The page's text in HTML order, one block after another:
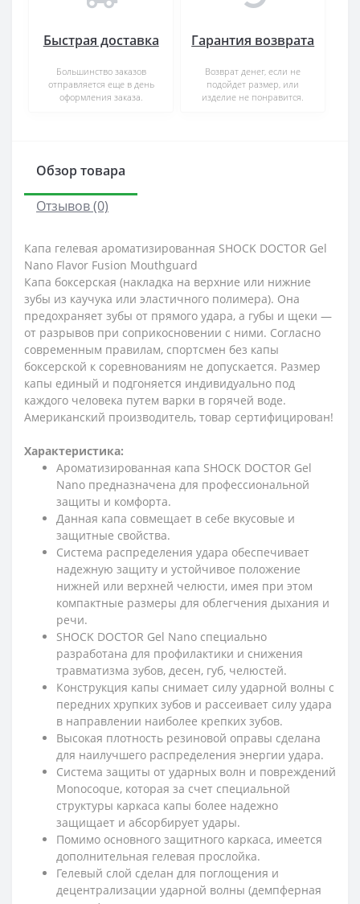
Быстрая доставка
Большинство заказов
отправляется еще в день
оформления заказа.
Гарантия возврата
Возврат денег, если не
подойдет размер, или
изделие не понравится.
Обзор товара
Отзывов (0)
Капа гелевая ароматизированная SHOCK DOCTOR Gel
Nano Flavor Fusion Mouthguard
Капа боксерская (накладка на верхние или нижние
зубы из каучука или эластичного полимера). Она
предохраняет зубы от прямого удара, а губы и щеки —
от разрывов при соприкосновении с ними. Согласно
современным правилам, спортсмен без капы
боксерской к соревнованиям не допускается. Размер
капы единый и подгоняется индивидуально под
каждого человека путем варки в горячей воде.
Американский производитель, товар сертифицирован!
Характеристика:
Ароматизированная капа SHOCK DOCTOR Gel
Nano предназначена для профессиональной
защиты и комфорта.
Данная капа совмещает в себе вкусовые и
защитные свойства.
Система распределения удара обеспечивает
надежную защиту и устойчивое положение
нижней или верхней челюсти, имея при этом
компактные размеры для облегчения дыхания и
речи.
SHOCK DOCTOR Gel Nano специально
разработана для профилактики и снижения
травматизма зубов, десен, губ, челюстей.
Конструкция капы снимает силу ударной волны с
передних хрупких зубов и рассеивает силу удара
в направлении наиболее крепких зубов.
Высокая плотность резиновой оправы сделана
для наилучшего распределения энергии удара.
Система защиты от ударных волн и повреждений
Monocoque, которая за счет специальной
структуры каркаса капы более надежно
защищает и абсорбирует удары.
Помимо основного защитного каркаса, имеется
дополнительная гелевая прослойка.
Гелевый слой сделан для поглощения и
децентрализации ударной волны (демпферная